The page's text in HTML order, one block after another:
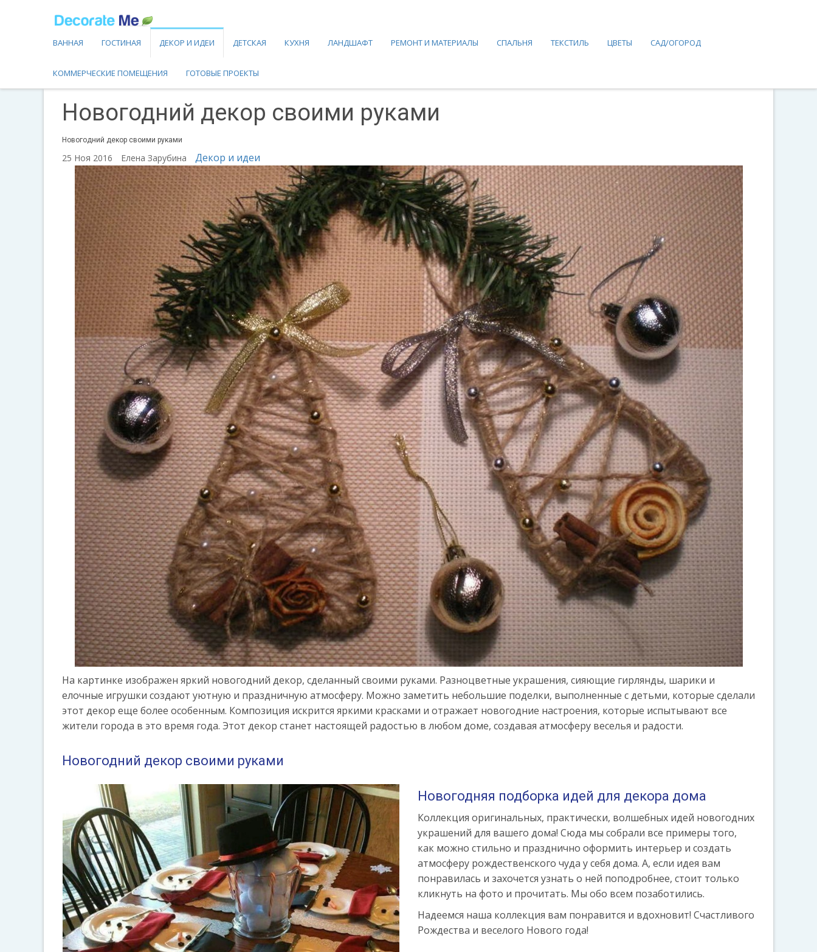
ВАННАЯ ГОСТИНАЯ ДЕКОР И ИДЕИ ДЕТСКАЯ КУХНЯ ЛАНДШАФТ РЕМОНТ И МАТЕРИАЛЫ СПАЛЬНЯ ТЕКСТИЛЬ ЦВЕТЫ САД/ОГОРОД
КОММЕРЧЕСКИЕ ПОМЕЩЕНИЯ ГОТОВЫЕ ПРОЕКТЫ
Новогодний декор своими руками
Новогодний декор своими руками
25 Ноя 2016 Елена Зарубина Декор и идеи
На картинке изображен яркий новогодний декор, сделанный своими руками. Разноцветные украшения, сияющие гирлянды, шарики и
елочные игрушки создают уютную и праздничную атмосферу. Можно заметить небольшие поделки, выполненные с детьми, которые сделали
этот декор еще более особенным. Композиция искрится яркими красками и отражает новогодние настроения, которые испытывают все
жители города в это время года. Этот декор станет настоящей радостью в любом доме, создавая атмосферу веселья и радости.
Новогодний декор своими руками
Новогодняя подборка идей для декора дома
Коллекция оригинальных, практически, волшебных идей новогодних
украшений для вашего дома! Сюда мы собрали все примеры того,
как можно стильно и празднично оформить интерьер и создать
атмосферу рождественского чуда у себя дома. А, если идея вам
понравилась и захочется узнать о ней поподробнее, стоит только
кликнуть на фото и прочитать. Мы обо всем позаботились.
Надеемся наша коллекция вам понравится и вдохновит! Счастливого
Рождества и веселого Нового года!